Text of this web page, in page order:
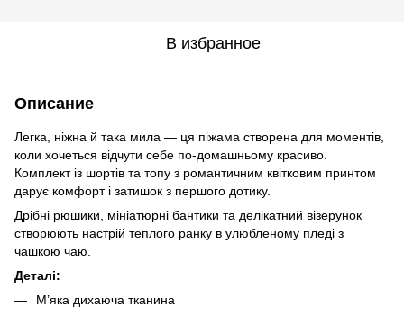
В избранное
Описание
Легка, ніжна й така мила — ця піжама створена для моментів,
коли хочеться відчути себе по-домашньому красиво.
Комплект із шортів та топу з романтичним квітковим принтом
дарує комфорт і затишок з першого дотику.
Дрібні рюшики, мініатюрні бантики та делікатний візерунок
створюють настрій теплого ранку в улюбленому пледі з
чашкою чаю.
Деталі:
М’яка дихаюча тканина